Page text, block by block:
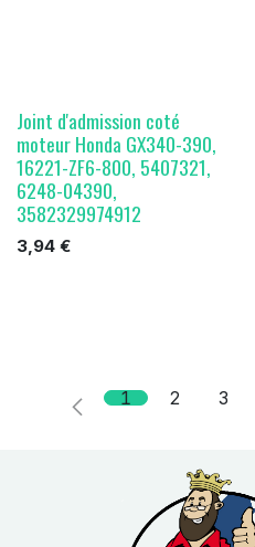
Joint d'admission coté
moteur Honda GX340-390,
16221-ZF6-800, 5407321,
6248-04390,
3582329974912
3,94 €
1 2 3